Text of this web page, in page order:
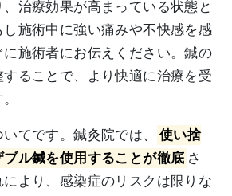
治療効果が高まっている状態と
施術中に強い痛みや不快感を感
に施術者にお伝えください。鍼の
ることで、より快適に治療を受
てです。鍼灸院では、
使い捨
ル鍼を使用することが徹底 さ
より、感染症のリスクは限りな